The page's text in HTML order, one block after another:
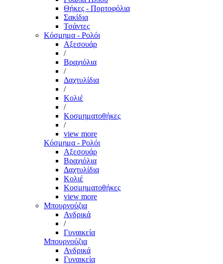
Θήκες - Πορτοφόλια
Σακίδια
Τσάντες
Κόσμημα - Ρολόι
Αξεσουάρ
/
Βραχιόλια
/
Δαχτυλίδια
/
Κολιέ
/
Κοσμηματοθήκες
/
view more
Κόσμημα - Ρολόι
Αξεσουάρ
Βραχιόλια
Δαχτυλίδια
Κολιέ
Κοσμηματοθήκες
view more
Μπουρνούζια
Ανδρικά
/
Γυναικεία
Μπουρνούζια
Ανδρικά
Γυναικεία